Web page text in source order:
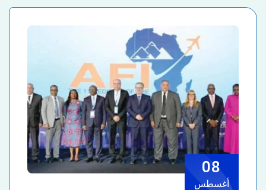
08
أغسطس